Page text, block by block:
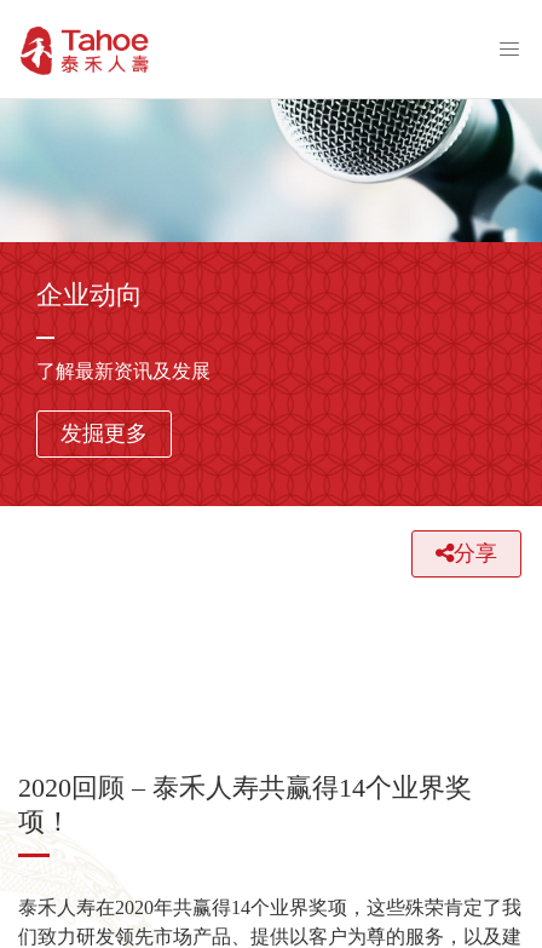
企业动向
了解最新资讯及发展
发掘更多
分享
2020回顾 – 泰禾人寿共赢得14个业界奖
项！
泰禾人寿在2020年共赢得14个业界奖项，这些殊荣肯定了我
们致力研发领先市场产品、提供以客户为尊的服务，以及建